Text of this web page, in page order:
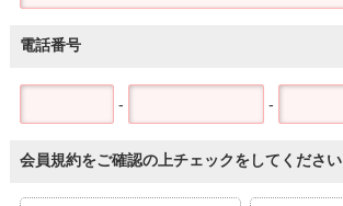
電話番号
- -
会員規約をご確認の上チェックをしてください